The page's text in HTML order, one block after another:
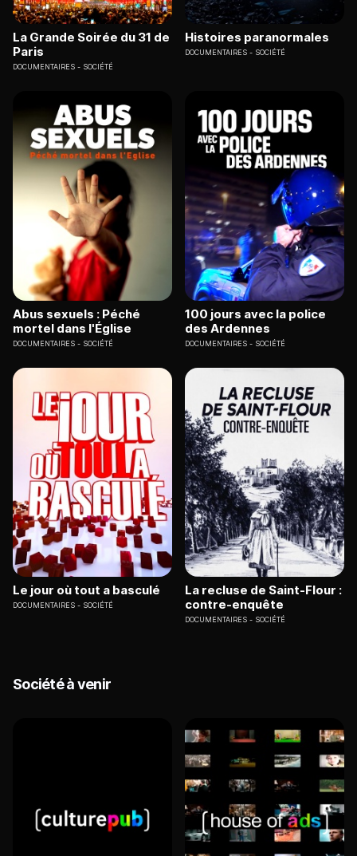
La Grande Soirée du 31 de
Paris
DOCUMENTAIRES SOCIÉTÉ
Histoires paranormales
DOCUMENTAIRES SOCIÉTÉ
Abus sexuels : Péché
mortel dans l'Église
DOCUMENTAIRES SOCIÉTÉ
100 jours avec la police
des Ardennes
DOCUMENTAIRES SOCIÉTÉ
Le jour où tout a basculé
DOCUMENTAIRES SOCIÉTÉ
La recluse de Saint-Flour :
contre-enquête
DOCUMENTAIRES SOCIÉTÉ
Société à venir